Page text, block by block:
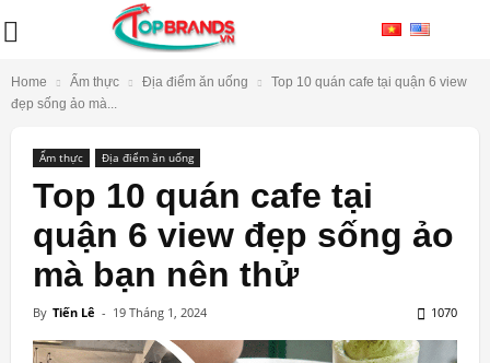
Home Ẩm thực Địa điểm ăn uống
Top 10 quán cafe tại quận 6 view
đẹp sống ảo mà...
Ẩm thực Địa điểm ăn uống
Top 10 quán cafe tại
quận 6 view đẹp sống ảo
mà bạn nên thử
By Tiến Lê - 19 Tháng 1, 2024 1070